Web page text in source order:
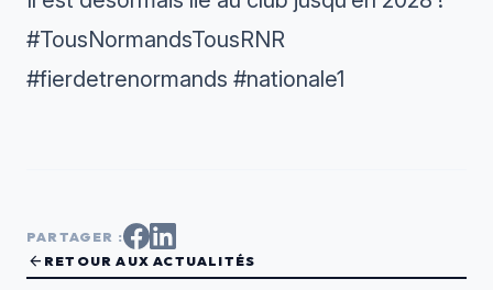
#TousNormandsTousRNR
#fierdetrenormands #nationale1
PARTAGER :
arrow_back RETOUR AUX ACTUALITÉS